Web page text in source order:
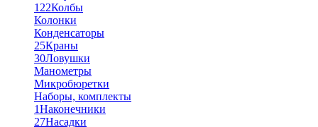
122Колбы
Колонки
Конденсаторы
25Краны
30Ловушки
Манометры
Микробюретки
Наборы, комплекты
1Наконечники
27Насадки